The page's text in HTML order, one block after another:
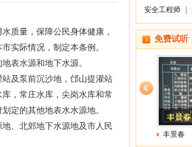
量，保障公民身体健康，
实际情况，制定本条例。
水源和地下水源。
及泵前沉沙地，邙山提灌站
，常庄水库，尖岗水库和常
定的其他地表水水源地。
、北郊地下水源地及市人民
安全工程师
免费试听
李娜